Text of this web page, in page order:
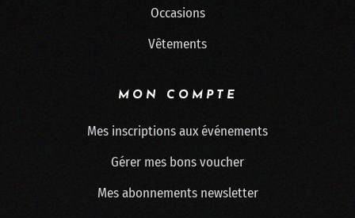
Occasions
Vêtements
MON COMPTE
Mes inscriptions aux événements
Gérer mes bons voucher
Mes abonnements newsletter